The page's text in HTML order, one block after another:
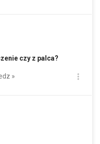
czy z palca?
»